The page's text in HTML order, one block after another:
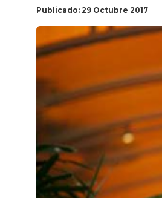
Publicado: 29 Octubre 2017